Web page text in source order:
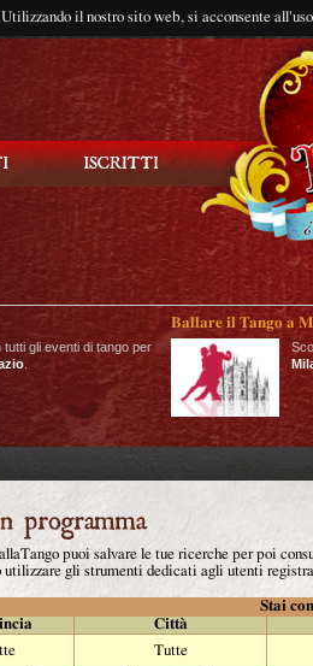
Utilizzando il nostro sito web, si acconsente
tutti gli eventi di tango per
Ballare il Tango a
puoi salvare le tue ricerche per poi
utilizzare gli strumenti dedicati agli utenti
Stai
Città
Tutte